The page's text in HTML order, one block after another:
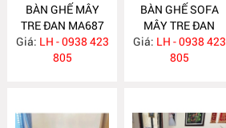
BÀN GHẾ MÂY
TRE ĐAN MA687
Giá: LH - 0938 423
805
BÀN GHẾ SOFA
MÂY TRE ĐAN
MA686
Giá: LH - 0938 423
805